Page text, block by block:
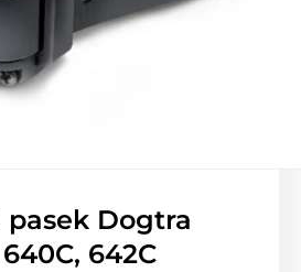
Dogtra
640C, 642C